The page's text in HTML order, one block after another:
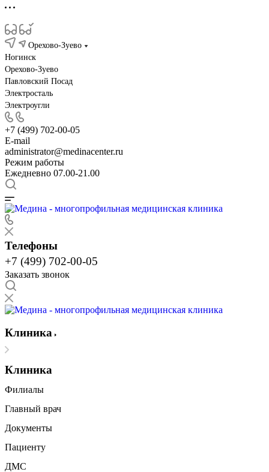
Орехово-Зуево
Ногинск
Орехово-Зуево
Павловский Посад
Электросталь
Электроугли
+7 (499) 702-00-05
E-mail
administrator@medinacenter.ru
Режим работы
Ежедневно 07.00-21.00
Телефоны
+7 (499) 702-00-05
Заказать звонок
Клиника
Клиника
Филиалы
Главный врач
Документы
Пациенту
ДМС